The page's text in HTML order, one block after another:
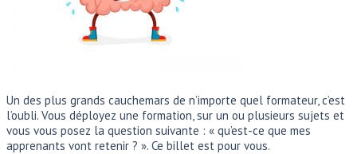
Un des plus grands cauchemars de n’importe quel formateur, c’est
l’oubli. Vous déployez une formation, sur un ou plusieurs sujets et
vous vous posez la question suivante : « qu’est-ce que mes
apprenants vont retenir ? ». Ce billet est pour vous.